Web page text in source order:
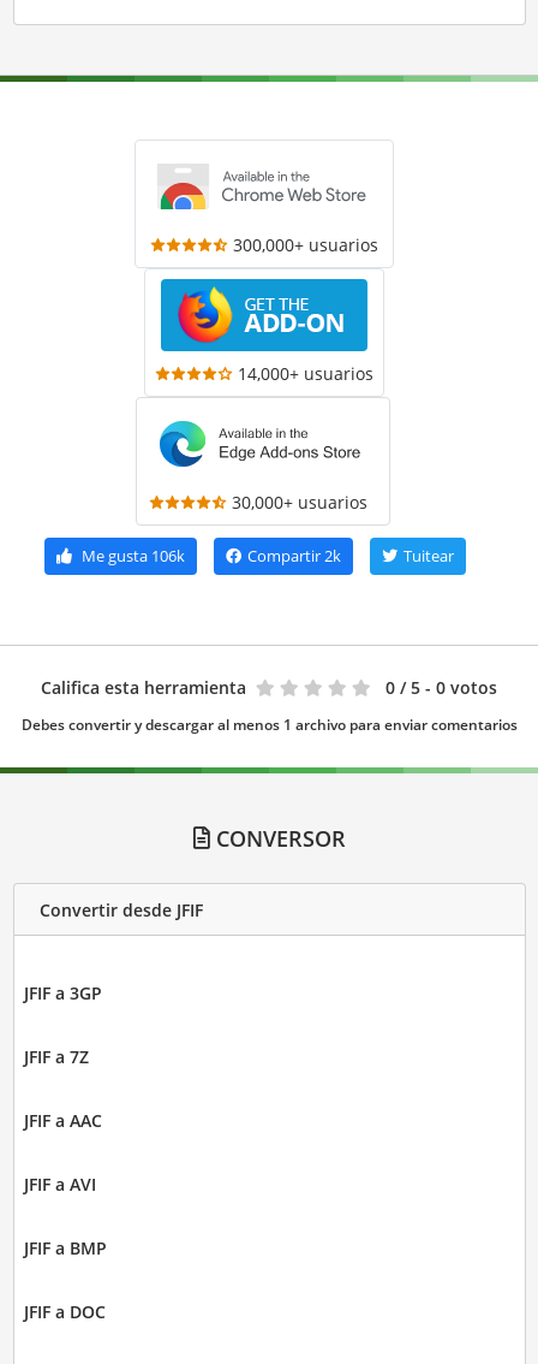
300,000+ usuarios
14,000+ usuarios
30,000+ usuarios
Me gusta106k Compartir2k Tuitear
Califica esta herramienta 0 / 5 - 0 votos
Debes convertir y descargar al menos 1 archivo para enviar comentarios
CONVERSOR
Convertir desde JFIF
JFIF a 3GP
JFIF a 7Z
JFIF a AAC
JFIF a AVI
JFIF a BMP
JFIF a DOC